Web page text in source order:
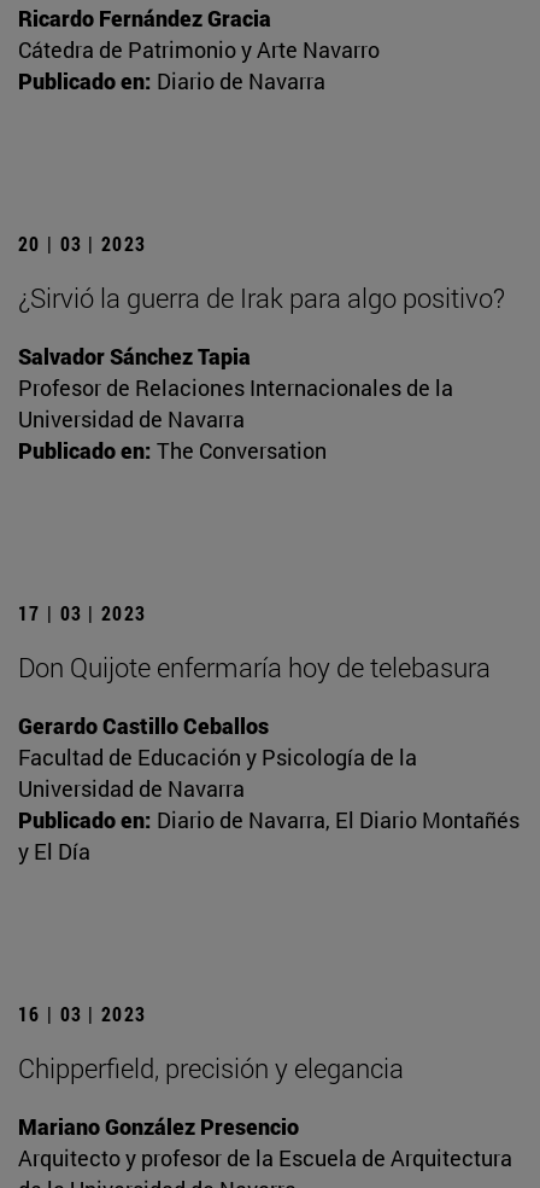
Ricardo Fernández Gracia
Cátedra de Patrimonio y Arte Navarro
Publicado en: Diario de Navarra
20 | 03 | 2023
¿Sirvió la guerra de Irak para algo positivo?
Salvador Sánchez Tapia
Profesor de Relaciones Internacionales de la
Universidad de Navarra
Publicado en: The Conversation
17 | 03 | 2023
Don Quijote enfermaría hoy de telebasura
Gerardo Castillo Ceballos
Facultad de Educación y Psicología de la
Universidad de Navarra
Publicado en: Diario de Navarra, El Diario Montañés
y El Día
16 | 03 | 2023
Chipperfield, precisión y elegancia
Mariano González Presencio
Arquitecto y profesor de la Escuela de Arquitectura